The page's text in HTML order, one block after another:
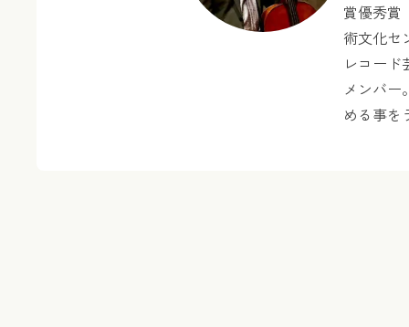
賞優秀賞
術文化セ
レコー
メンバー
める事を